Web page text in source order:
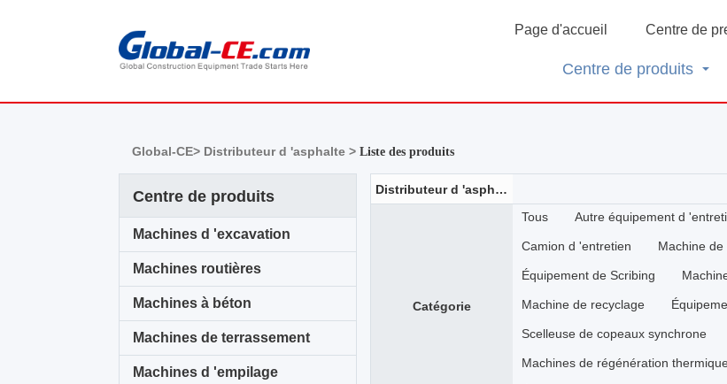
Page d'accueil Centre de
Centre de produits
Global-CE> Distributeur d 'asphalte >Liste des produits
Centre de produits
Machines d 'excavation
Machines routières
Machines à béton
Machines de terrassement
Machines d 'empilage
Distributeur d 'asphalte
Catégorie
Tous Autre équipement d
Camion d 'entretien Machine
Équipement de Scribing
Machine de recyclage
Scelleuse de copeaux synchrone
Machines de régénération